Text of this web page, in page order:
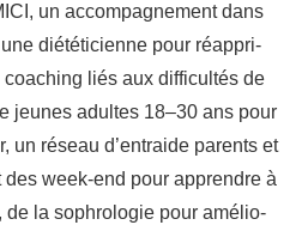
un accom­pa­gne­ment dans
dié­té­ti­cienne pour réap­pri­
coa­ching liés aux dif­fi­cul­tés de
jeunes adultes 18–30 ans pour
un réseau d’en­traide parents et
week-end pour apprendre à
de la sophro­lo­gie pour amé­lio­